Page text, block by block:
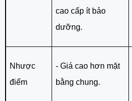
cao cấp ít bảo
dưỡng.
Nhược
điểm
- Giá cao hơn mặt
bằng chung.